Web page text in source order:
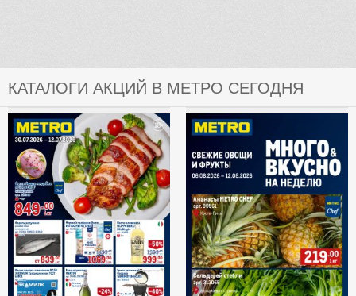
КАТАЛОГИ АКЦИЙ В МЕТРО СЕГОДНЯ